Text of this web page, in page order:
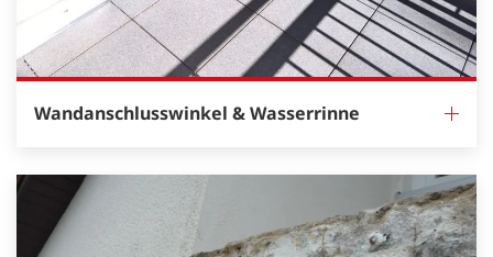
Wandanschlusswinkel & Wasserrinne